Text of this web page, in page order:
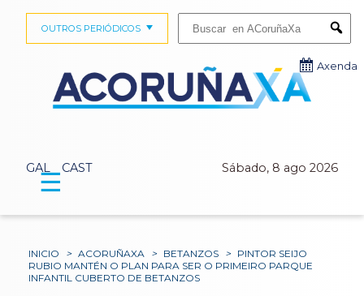
GAL CAST Sábado, 8 ago 2026
OUTROS PERIÓDICOS
Axenda
☰
INICIO > ACORUÑAXA > BETANZOS > PINTOR SEIJO
RUBIO MANTÉN O PLAN PARA SER O PRIMEIRO PARQUE
INFANTIL CUBERTO DE BETANZOS